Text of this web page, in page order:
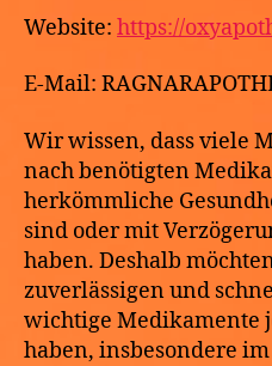
Website: https://
E-Mail:
Wir wissen, dass viele
nach benötigten
herkömmliche
sind oder mit
haben. Deshalb
zuverlässigen und
wichtige Medikamente
haben, insbesondere